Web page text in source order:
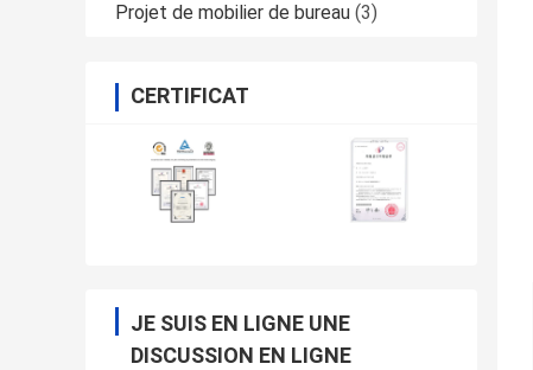
Projet de mobilier de bureau (3)
CERTIFICAT
JE SUIS EN LIGNE UNE
DISCUSSION EN LIGNE